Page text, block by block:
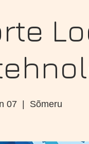
07 Sõmeru